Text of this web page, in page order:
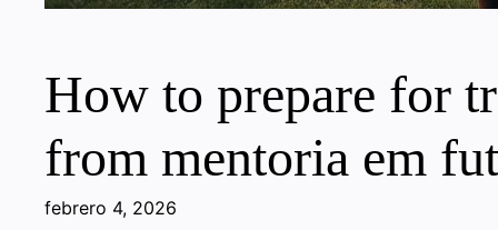
How to prepare for
from mentoria em
febrero 4, 2026